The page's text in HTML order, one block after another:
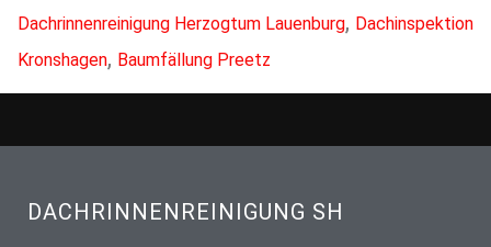
Dachrinnenreinigung Herzogtum Lauenburg, Dachinspektion
Kronshagen, Baumfällung Preetz
DACHRINNENREINIGUNG SH